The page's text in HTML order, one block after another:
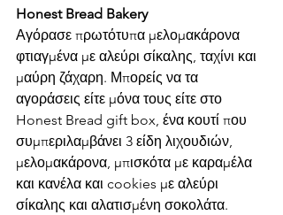
Honest Bread Bakery
Αγόρασε πρωτότυπα μελομακάρονα
φτιαγμένα με αλεύρι σίκαλης, ταχίνι και
μαύρη ζάχαρη. Μπορείς να τα
αγοράσεις είτε μόνα τους είτε στο
Honest Bread gift box, ένα κουτί που
συμπεριλαμβάνει 3 είδη λιχουδιών,
μελομακάρονα, μπισκότα με καραμέλα
και κανέλα και cookies με αλεύρι
σίκαλης και αλατισμένη σοκολάτα.